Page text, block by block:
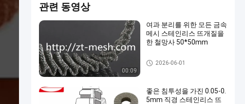
관련 동영상
00:09
여과 분리를 위한 모든 금속
메시 스테인리스 뜨개질을
한 철망사 50*50mm
뜨개질을 한 철망사
2026-06-01
좋은 침투성을 가진 0.05-0.
5mm 직경 스테인리스 뜨